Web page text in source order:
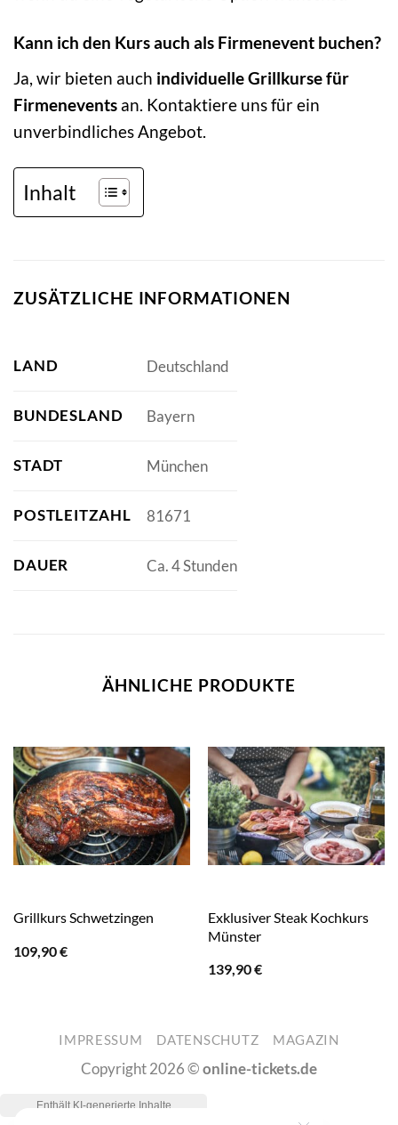
Kann ich den Kurs auch als Firmenevent buchen?
Ja, wir bieten auch individuelle Grillkurse für
Firmenevents an. Kontaktiere uns für ein
unverbindliches Angebot.
Inhalt
ZUSÄTZLICHE INFORMATIONEN
LAND Deutschland
BUNDESLAND Bayern
STADT München
POSTLEITZAHL 81671
DAUER Ca. 4 Stunden
ÄHNLICHE PRODUKTE
Grillkurs Schwetzingen
109,90€
Exklusiver Steak Kochkurs
Münster
139,90€
IMPRESSUM DATENSCHUTZ MAGAZIN
Copyright 2026 ©online-tickets.de